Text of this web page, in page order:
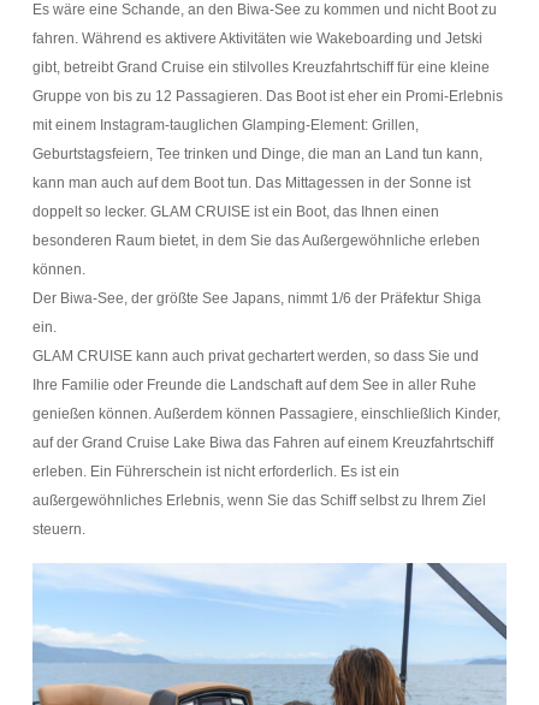
Es wäre eine Schande, an den Biwa-See zu kommen und nicht Boot zu
fahren. Während es aktivere Aktivitäten wie Wakeboarding und Jetski
gibt, betreibt Grand Cruise ein stilvolles Kreuzfahrtschiff für eine kleine
Gruppe von bis zu 12 Passagieren. Das Boot ist eher ein Promi-Erlebnis
mit einem Instagram-tauglichen Glamping-Element: Grillen,
Geburtstagsfeiern, Tee trinken und Dinge, die man an Land tun kann,
kann man auch auf dem Boot tun. Das Mittagessen in der Sonne ist
doppelt so lecker. GLAM CRUISE ist ein Boot, das Ihnen einen
besonderen Raum bietet, in dem Sie das Außergewöhnliche erleben
können.
Der Biwa-See, der größte See Japans, nimmt 1/6 der Präfektur Shiga
ein.
GLAM CRUISE kann auch privat gechartert werden, so dass Sie und
Ihre Familie oder Freunde die Landschaft auf dem See in aller Ruhe
genießen können. Außerdem können Passagiere, einschließlich Kinder,
auf der Grand Cruise Lake Biwa das Fahren auf einem Kreuzfahrtschiff
erleben. Ein Führerschein ist nicht erforderlich. Es ist ein
außergewöhnliches Erlebnis, wenn Sie das Schiff selbst zu Ihrem Ziel
steuern.